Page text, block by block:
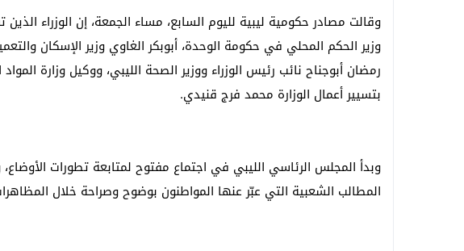
وقالت مصادر حكومية ليبية لليوم السابع، مساء الجمعة، إن الوزراء
وزير الحكم المحلي في حكومة الوحدة، أبوبكر الغاوي وزير الإسكان
رمضان أبوجناح نائب رئيس الوزراء ووزير الصحة الليبي، ووكيل وزارة
بتسيير أعمال الوزارة محمد فرج قنيدي.
وبدأ المجلس الرئاسي الليبي في اجتماع مفتوح لمتابعة تطورات
المطالب الشعبية التي عبّر عنها المواطنون بوضوح وصراحة خلال